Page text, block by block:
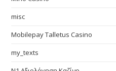
misc
Mobilepay Talletus Casino
my_texts